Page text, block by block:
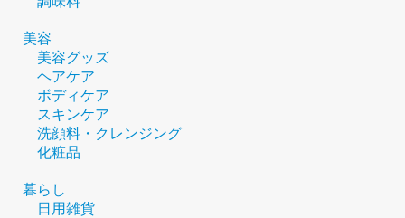
美容
美容グッズ
ヘアケア
ボディケア
スキンケア
洗顔料・クレンジング
化粧品
暮らし
日用雑貨